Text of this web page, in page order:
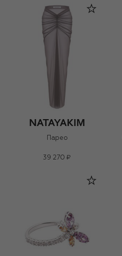
Парео
39 270 ₽